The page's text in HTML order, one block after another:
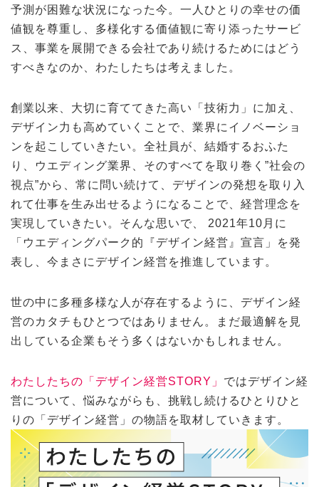
予測が困難な状況になった今。一人ひとりの幸せの価
値観を尊重し、多様化する価値観に寄り添ったサービ
ス、事業を展開できる会社であり続けるためにはどう
すべきなのか、わたしたちは考えました。
創業以来、大切に育ててきた高い「技術力」に加え、
デザイン力も高めていくことで、業界にイノベーショ
ンを起こしていきたい。全社員が、結婚するおふた
り、ウエディング業界、そのすべてを取り巻く”社会の
視点”から、常に問い続けて、デザインの発想を取り入
れて仕事を生み出せるようになることで、経営理念を
実現していきたい。そんな思いで、 2021年10月に
「ウエディングパーク的『デザイン経営』宣言」を発
表し、今まさにデザイン経営を推進しています。
世の中に多種多様な人が存在するように、デザイン経
営のカタチもひとつではありません。まだ最適解を見
出している企業もそう多くはないかもしれません。
わたしたちの「デザイン経営STORY」 ではデザイン経
営について、悩みながらも、挑戦し続けるひとりひと
りの「デザイン経営」の物語を取材していきます。